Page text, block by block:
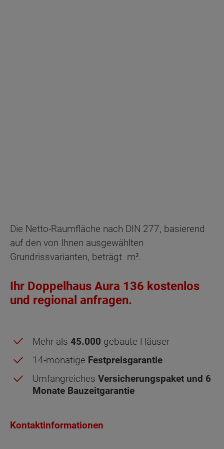
Die Netto-Raumfläche nach DIN 277, basierend
auf den von Ihnen ausgewählten
Grundrissvarianten, beträgt m².
Ihr Doppelhaus Aura 136 kostenlos
und regional anfragen.
Mehr als 45.000 gebaute Häuser
14-monatige Festpreisgarantie
Umfangreiches Versicherungspaket und 6
Monate Bauzeitgarantie
Kontaktinformationen